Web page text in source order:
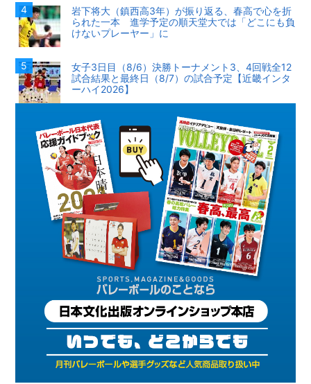
岩下将大（鎮西高3年）が振り返る、春高で心を折
られた一本 進学予定の順天堂大では「どこにも負
けないプレーヤー」に
女子3日目（8/6）決勝トーナメント3、4回戦全12
試合結果と最終日（8/7）の試合予定【近畿インタ
ーハイ2026】